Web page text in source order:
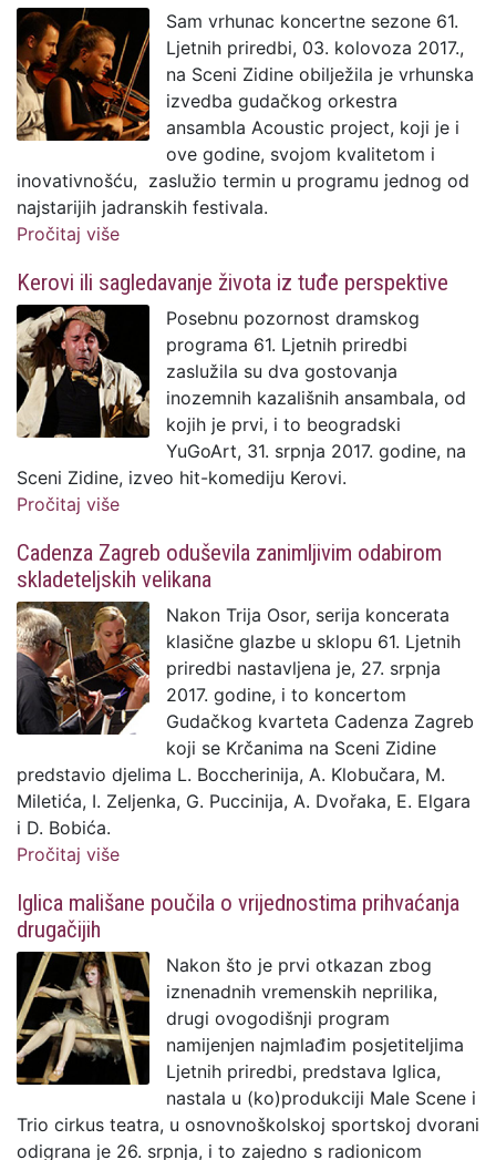
Sam vrhunac koncertne sezone 61.
Ljetnih priredbi, 03. kolovoza 2017.,
na Sceni Zidine obilježila je vrhunska
izvedba gudačkog orkestra
ansambla Acoustic project, koji je i
ove godine, svojom kvalitetom i
inovativnošću, zaslužio termin u programu jednog od
najstarijih jadranskih festivala.
Pročitaj više
Kerovi ili sagledavanje života iz tuđe perspektive
Posebnu pozornost dramskog
programa 61. Ljetnih priredbi
zaslužila su dva gostovanja
inozemnih kazališnih ansambala, od
kojih je prvi, i to beogradski
YuGoArt, 31. srpnja 2017. godine, na
Sceni Zidine, izveo hit-komediju Kerovi.
Pročitaj više
Cadenza Zagreb oduševila zanimljivim odabirom
skladeteljskih velikana
Nakon Trija Osor, serija koncerata
klasične glazbe u sklopu 61. Ljetnih
priredbi nastavljena je, 27. srpnja
2017. godine, i to koncertom
Gudačkog kvarteta Cadenza Zagreb
koji se Krčanima na Sceni Zidine
predstavio djelima L. Boccherinija, A. Klobučara, M.
Miletića, I. Zeljenka, G. Puccinija, A. Dvořaka, E. Elgara
i D. Bobića.
Pročitaj više
Iglica mališane poučila o vrijednostima prihvaćanja
drugačijih
Nakon što je prvi otkazan zbog
iznenadnih vremenskih neprilika,
drugi ovogodišnji program
namijenjen najmlađim posjetiteljima
Ljetnih priredbi, predstava Iglica,
nastala u (ko)produkciji Male Scene i
Trio cirkus teatra, u osnovnoškolskoj sportskoj dvorani
odigrana je 26. srpnja, i to zajedno s radionicom